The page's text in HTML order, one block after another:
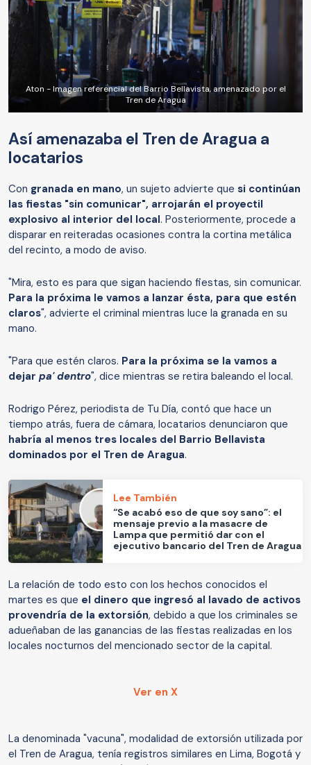
Aton - Imagen referencial del Barrio Bellavista, amenazado por el
Tren de Aragua
Así amenazaba el Tren de Aragua a
locatarios
Con granada en mano, un sujeto advierte que si continúan
las fiestas "sin comunicar", arrojarán el proyectil
explosivo al interior del local. Posteriormente, procede a
disparar en reiteradas ocasiones contra la cortina metálica
del recinto, a modo de aviso.
"Mira, esto es para que sigan haciendo fiestas, sin comunicar.
Para la próxima le vamos a lanzar ésta, para que estén
claros", advierte el criminal mientras luce la granada en su
mano.
"Para que estén claros. Para la próxima se la vamos a
dejar pa' dentro", dice mientras se retira baleando el local.
Rodrigo Pérez, periodista de Tu Día, contó que hace un
tiempo atrás, fuera de cámara, locatarios denunciaron que
habría al menos tres locales del Barrio Bellavista
dominados por el Tren de Aragua.
Lee También
“Se acabó eso de que soy sano”: el
mensaje previo a la masacre de
Lampa que permitió dar con el
ejecutivo bancario del Tren de Aragua
La relación de todo esto con los hechos conocidos el
martes es que el dinero que ingresó al lavado de activos
provendría de la extorsión, debido a que los criminales se
adueñaban de las ganancias de las fiestas realizadas en los
locales nocturnos del mencionado sector de la capital.
Ver en X
La denominada "vacuna", modalidad de extorsión utilizada por
el Tren de Aragua, tenía registros similares en Lima, Bogotá y